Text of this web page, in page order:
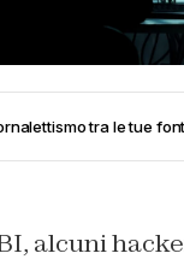
tra le tue
alcuni